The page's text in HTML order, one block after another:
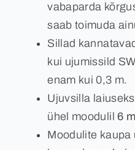
Eesti
vabaparda
saab toimuda
Sillad
kui ujumissild
enam kui 0,3 m.
Ujuvsilla
ühel moodulil 6 m
Moodulite kaupa